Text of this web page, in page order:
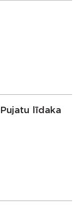
līdaka